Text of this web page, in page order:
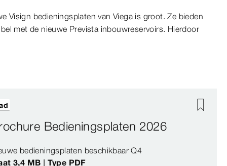
Visign bedieningsplaten van Viega is groot. Ze bieden
met de nieuwe Prevista inbouwreservoirs. Hierdoor
Bedieningsplaten 2026
bedieningsplaten beschikbaar Q4
3,4 MB | Type PDF